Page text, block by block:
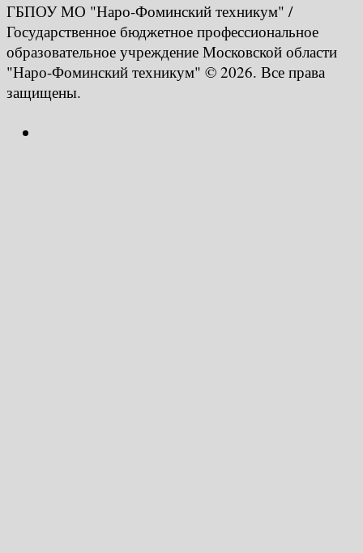
ГБПОУ МО "Наро-Фоминский техникум" /
Государственное бюджетное профессиональное
образовательное учреждение Московской области
"Наро-Фоминский техникум" © 2026. Все права
защищены.